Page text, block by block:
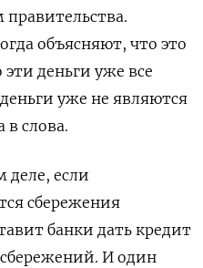
объясняют, что это
деньги уже все
уже не являются
в слова.
деле, если
сбережения
банки дать кредит
И один